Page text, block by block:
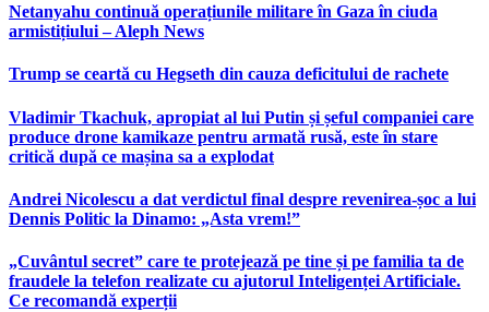
Netanyahu continuă operațiunile militare în Gaza în ciuda
armistițiului – Aleph News
Trump se ceartă cu Hegseth din cauza deficitului de rachete
Vladimir Tkachuk, apropiat al lui Putin și șeful companiei care
produce drone kamikaze pentru armată rusă, este în stare
critică după ce mașina sa a explodat
Andrei Nicolescu a dat verdictul final despre revenirea-șoc a lui
Dennis Politic la Dinamo: „Asta vrem!”
„Cuvântul secret” care te protejează pe tine și pe familia ta de
fraudele la telefon realizate cu ajutorul Inteligenței Artificiale.
Ce recomandă experții